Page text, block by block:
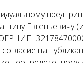
Евгеньевичу
на